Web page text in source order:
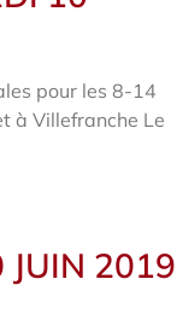
pour les 8-14
à Villefranche Le
JUIN 2019